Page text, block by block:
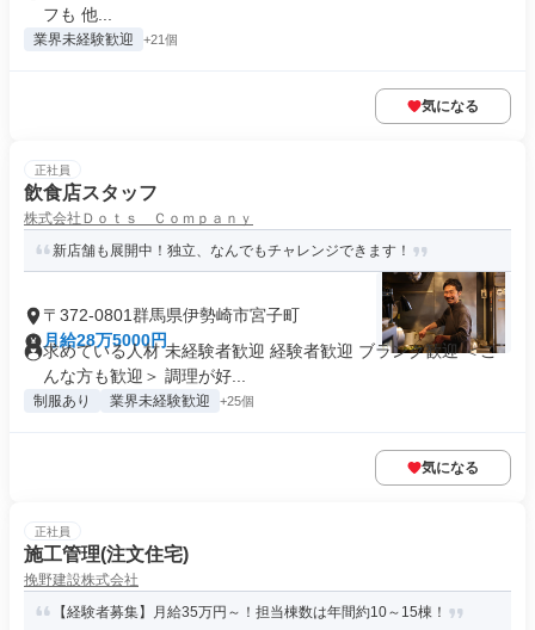
フも 他...
業界未経験歓迎 +21個
気になる
正社員
飲食店スタッフ
株式会社Ｄｏｔｓ Ｃｏｍｐａｎｙ
新店舗も展開中！独立、なんでもチャレンジできます！
〒372-0801群馬県伊勢崎市宮子町
月給28万5000円
求めている人材 未経験者歓迎 経験者歓迎 ブランク歓迎 ＜こ
んな方も歓迎＞ 調理が好...
制服あり 業界未経験歓迎 +25個
気になる
正社員
施工管理(注文住宅)
挽野建設株式会社
【経験者募集】月給35万円～！担当棟数は年間約10～15棟！